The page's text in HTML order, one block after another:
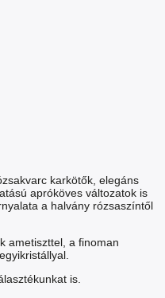
karkötők, elegáns
apróköves változatok is
a halvány rózsaszíntől
ametiszttel, a finoman
.
is.